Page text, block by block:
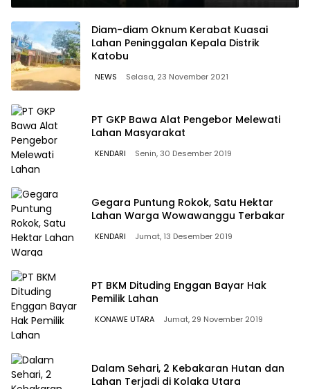
Diam-diam Oknum Kerabat Kuasai
Lahan Peninggalan Kepala Distrik
Katobu
NEWS Selasa, 23 November 2021
PT GKP Bawa Alat Pengebor Melewati
Lahan Masyarakat
KENDARI Senin, 30 Desember 2019
Gegara Puntung Rokok, Satu Hektar
Lahan Warga Wowawanggu Terbakar
KENDARI Jumat, 13 Desember 2019
PT BKM Dituding Enggan Bayar Hak
Pemilik Lahan
KONAWE UTARA Jumat, 29 November 2019
Dalam Sehari, 2 Kebakaran Hutan dan
Lahan Terjadi di Kolaka Utara